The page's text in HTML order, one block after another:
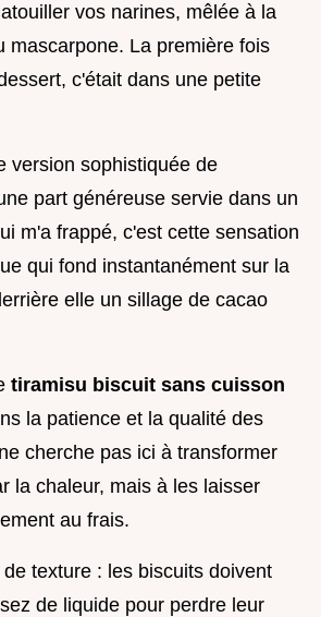
vos narines, mêlée à la
mascarpone. La première fois
c'était dans une petite
version sophistiquée de
part généreuse servie dans un
m'a frappé, c'est cette sensation
qui fond instantanément sur la
elle un sillage de cacao
tiramisu biscuit sans cuisson
la patience et la qualité des
cherche pas ici à transformer
la chaleur, mais à les laisser
au frais.
texture : les biscuits doivent
de liquide pour perdre leur